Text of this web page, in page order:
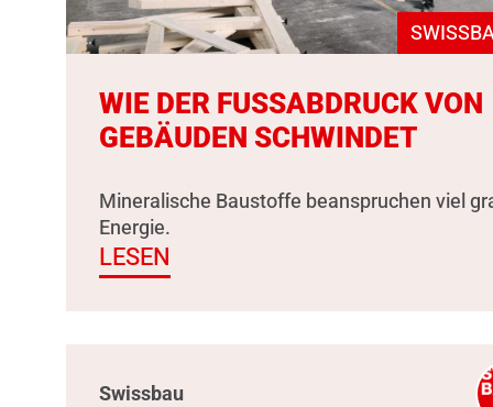
WIE DER FUSSABDRUCK VON
GEBÄUDEN SCHWINDET
Mineralische Baustoffe beanspruchen viel
Energie.
LESEN
Swissbau